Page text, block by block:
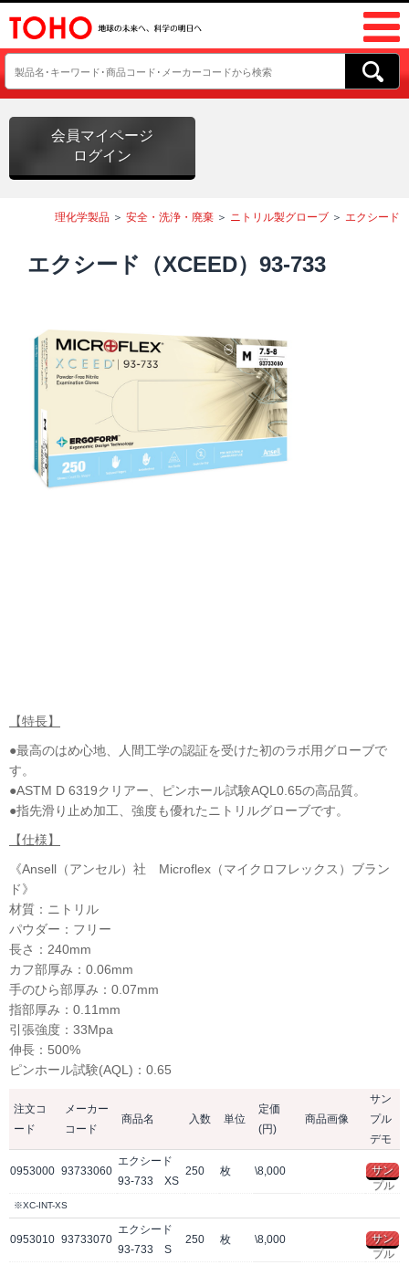
会員マイページ
ログイン
理化学製品 ＞ 安全・洗浄・廃棄 ＞ ニトリル製グローブ ＞ エクシード
エクシード（XCEED）93-733
【特長】
●最高のはめ心地、人間工学の認証を受けた初のラボ用グローブで
す。
●ASTM D 6319クリアー、ピンホール試験AQL0.65の高品質。
●指先滑り止め加工、強度も優れたニトリルグローブです。
【仕様】
《Ansell（アンセル）社 Microflex（マイクロフレックス）ブラン
ド》
材質：ニトリル
パウダー：フリー
長さ：240mm
カフ部厚み：0.06mm
手のひら部厚み：0.07mm
指部厚み：0.11mm
引張強度：33Mpa
伸長：500%
ピンホール試験(AQL)：0.65
注文コ
ード
メーカー
コード
商品名 入数 単位
定価
(円)
商品画像
サン
プル
デモ
0953000 93733060
エクシード
93-733 XS
250 枚 \8,000
サン
プル
※XC-INT-XS
0953010 93733070
エクシード
93-733 S
250 枚 \8,000
サン
プル